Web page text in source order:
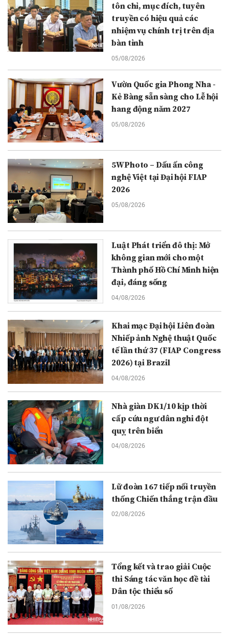
tôn chỉ, mục đích, tuyên
truyền có hiệu quả các
nhiệm vụ chính trị trên địa
bàn tỉnh
05/08/2026
Vườn Quốc gia Phong Nha -
Kẻ Bàng sẵn sàng cho Lễ hội
hang động năm 2027
05/08/2026
5WPhoto – Dấu ấn công
nghệ Việt tại Đại hội FIAP
2026
05/08/2026
Luật Phát triển đô thị: Mở
không gian mới cho một
Thành phố Hồ Chí Minh hiện
đại, đáng sống
04/08/2026
Khai mạc Đại hội Liên đoàn
Nhiếp ảnh Nghệ thuật Quốc
tế lần thứ 37 (FIAP Congress
2026) tại Brazil
04/08/2026
Nhà giàn DK1/10 kịp thời
cấp cứu ngư dân nghi đột
quỵ trên biển
04/08/2026
Lữ đoàn 167 tiếp nối truyền
thống Chiến thắng trận đầu
02/08/2026
Tổng kết và trao giải Cuộc
thi Sáng tác văn học đề tài
Dân tộc thiểu số
01/08/2026